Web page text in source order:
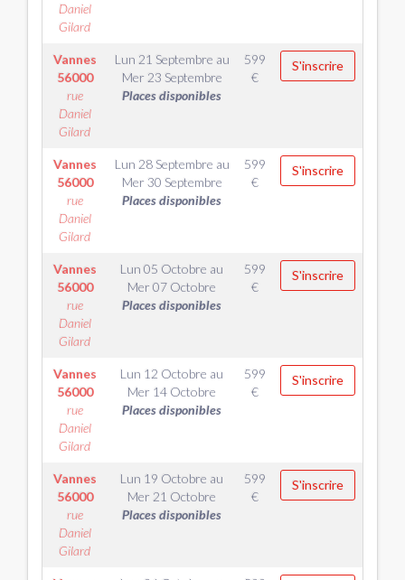
Daniel
Gilard
Vannes
56000
rue
Daniel
Gilard
Lun 21 Septembre au
Mer 23 Septembre
Places disponibles
599
€
S'inscrire
Vannes
56000
rue
Daniel
Gilard
Lun 28 Septembre au
Mer 30 Septembre
Places disponibles
599
€
S'inscrire
Vannes
56000
rue
Daniel
Gilard
Lun 05 Octobre au
Mer 07 Octobre
Places disponibles
599
€
S'inscrire
Vannes
56000
rue
Daniel
Gilard
Lun 12 Octobre au
Mer 14 Octobre
Places disponibles
599
€
S'inscrire
Vannes
56000
rue
Daniel
Gilard
Lun 19 Octobre au
Mer 21 Octobre
Places disponibles
599
€
S'inscrire